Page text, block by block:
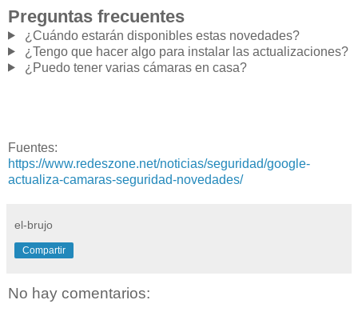
Preguntas frecuentes
¿Cuándo estarán disponibles estas novedades?
¿Tengo que hacer algo para instalar las actualizaciones?
¿Puedo tener varias cámaras en casa?
Fuentes:
https://www.redeszone.net/noticias/seguridad/google-
actualiza-camaras-seguridad-novedades/
el-brujo
Compartir
No hay comentarios: